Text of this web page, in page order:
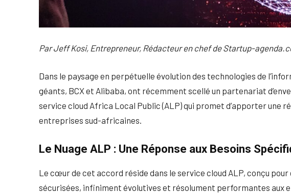
Par Jeff Kosi, Entrepreneur, Rédacteur en chef de Startup-
Dans le paysage en perpétuelle évolution des technologies de
géants, BCX et Alibaba, ont récemment scellé un partenariat
service cloud Africa Local Public (ALP) qui promet d’apporter une
entreprises sud-africaines.
Le Nuage ALP : Une Réponse aux Besoins
Le cœur de cet accord réside dans le service cloud ALP, conçu
sécurisées, infiniment évolutives et résolument performantes aux